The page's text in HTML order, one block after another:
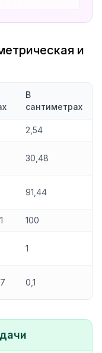
и
В
сантиметрах
2,54
30,48
91,44
100
1
0,1